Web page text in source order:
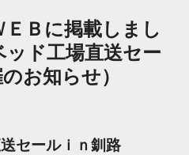
Ｂに掲載しまし
ド工場直送セー
お知らせ）
セールｉｎ釧路